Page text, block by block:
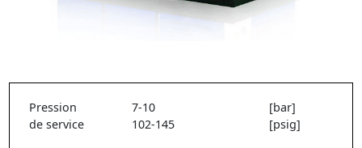
Pression
de service
7-10
102-145
[bar]
[psig]